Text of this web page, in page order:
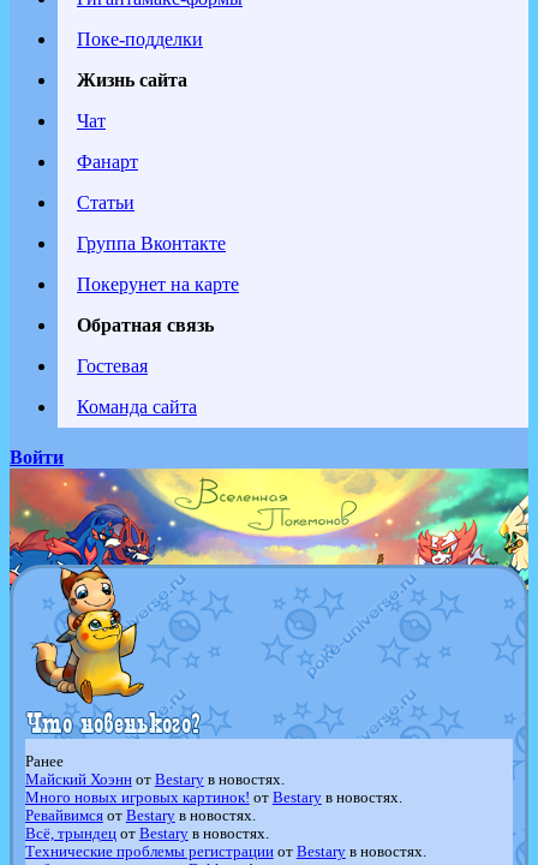
Поке-подделки
Жизнь сайта
Чат
Фанарт
Статьи
Группа Вконтакте
Покерунет на карте
Обратная связь
Гостевая
Команда сайта
Войти
Ранее
Майский Хоэннот Bestaryв новостях.
Много новых игровых картинок! от Bestaryв новостях.
Ревайвимсяот Bestaryв новостях.
Всё, трындецот Bestaryв новостях.
Технические проблемы регистрацииот Bestaryв новостях.